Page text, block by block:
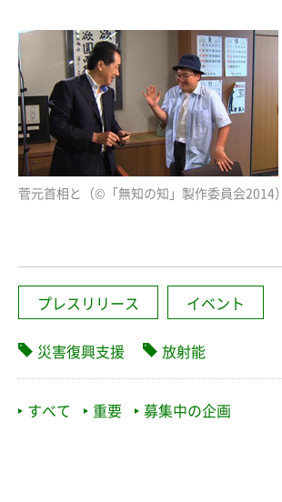
菅元首相と（©「無知の知」製作委員会2014）
プレスリリース イベント
災害復興支援 放射能
すべて 重要 募集中の企画